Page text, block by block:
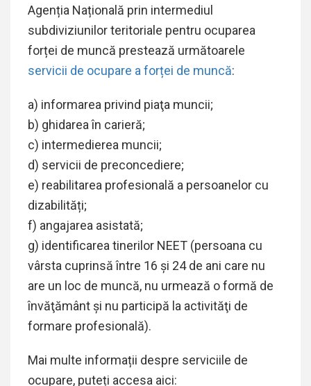
Agenția Națională prin intermediul
subdiviziunilor teritoriale pentru ocuparea
forței de muncă prestează următoarele
servicii de ocupare a forței de muncă:
a) informarea privind piaţa muncii;
b) ghidarea în carieră;
c) intermedierea muncii;
d) servicii de preconcediere;
e) reabilitarea profesională a persoanelor cu
dizabilități;
f) angajarea asistată;
g) identificarea tinerilor NEET (persoana cu
vârsta cuprinsă între 16 şi 24 de ani care nu
are un loc de muncă, nu urmează o formă de
învăţământ şi nu participă la activităţi de
formare profesională).
Mai multe informații despre serviciile de
ocupare, puteți accesa aici: